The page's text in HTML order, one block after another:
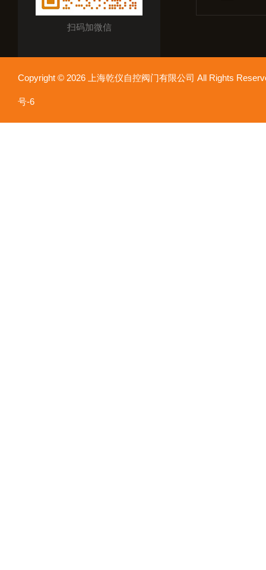
扫码加微信
Copyright © 2026 上海乾仪自控阀门有限公司 All Rights
号-6